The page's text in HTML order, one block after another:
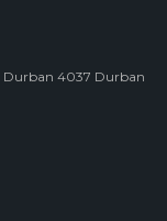
Durban 4037 Durban